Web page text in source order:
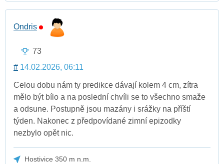
Ondris
73
# 14.02.2026, 06:11
Celou dobu nám ty predikce dávají kolem 4 cm, zítra
mělo být bílo a na poslední chvíli se to všechno smaže
a odsune. Postupně jsou mazány i srážky na příští
týden. Nakonec z předpovídané zimní epizodky
nezbylo opět nic.
Hostivice 350 m n.m.